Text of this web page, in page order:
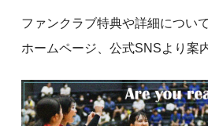
ファンクラブ特典や詳細につい
ホームページ、公式SNSより案